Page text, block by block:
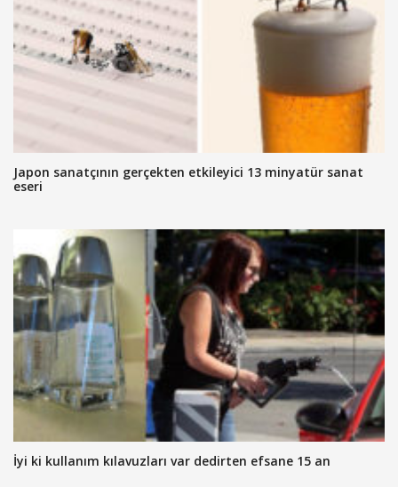
Japon sanatçının gerçekten etkileyici 13 minyatür sanat
eseri
İyi ki kullanım kılavuzları var dedirten efsane 15 an